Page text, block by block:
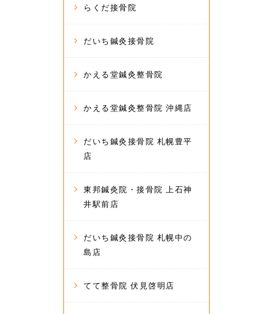
らくだ接骨院
だいち鍼灸接骨院
かえる堂鍼灸整骨院
かえる堂鍼灸整骨院 沖縄店
だいち鍼灸接骨院 札幌豊平
店
東邦鍼灸院・接骨院 上石神
井駅前店
だいち鍼灸接骨院 札幌中の
島店
てて整骨院 伏見啓明店